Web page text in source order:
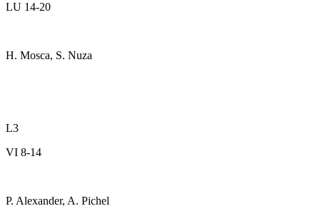
LU 14-20
H. Mosca, S. Nuza
L3
VI 8-14
P. Alexander, A. Pichel